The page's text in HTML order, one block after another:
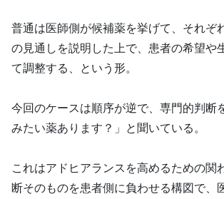
普通は医師側が候補薬を挙げて、それぞ
の見通しを説明した上で、患者の希望や
て調整する、という形。
今回のケースは順序が逆で、専門的判断
みたい薬あります？」と聞いている。
これはアドヒアランスを高めるための関
断そのものを患者側に負わせる構図で、